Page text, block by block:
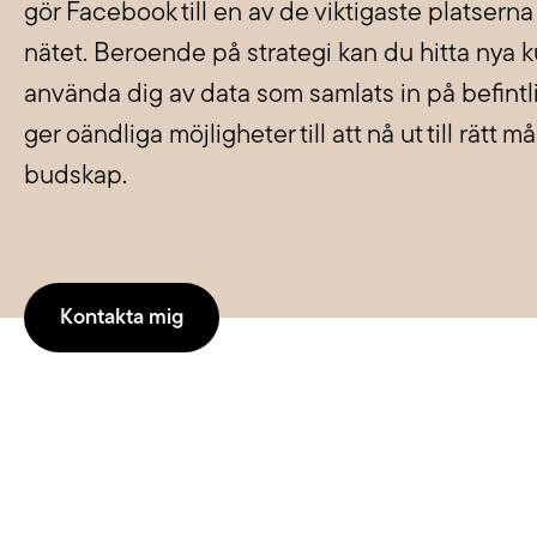
varumärke synligt i verktyg som
Chat GPT, Perplexity och AI
Overview.
Läs mer
händer.
gör Facebook till en av de viktigaste
nätet. Beroende på strategi kan du hitta nya
använda dig av data som samlats in på
ger oändliga möjligheter till att nå ut till rätt
budskap.
Kontakta mig